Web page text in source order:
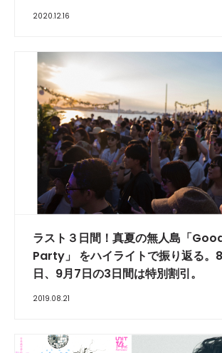
2020.12.16
ラスト３日間！真夏の無人島「
Party」 をハイライトで振り返る。
日、9月7日の3日間は特別割引。
2019.08.21